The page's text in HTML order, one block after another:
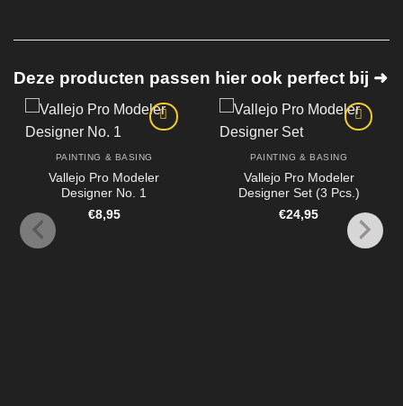
Deze producten passen hier ook perfect bij ➜
PAINTING & BASING
Vallejo Pro Modeler
Designer No. 1
€8,95
PAINTING & BASING
Vallejo Pro Modeler
Designer Set (3 Pcs.)
€24,95